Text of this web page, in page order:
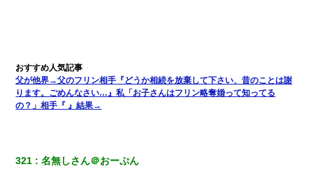
父が他界→父のフリン相手『どうか相続を放棄して下さい、昔のことは謝
ります。ごめんなさい…』私「お子さんはフリン略奪婚って知ってる
の？」相手『 』結果→
321 名無しさん＠おーぷん